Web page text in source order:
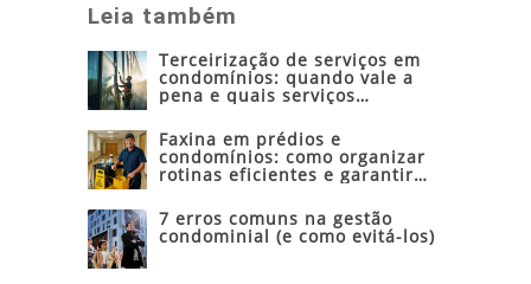
Leia também
Terceirização de serviços em
condomínios: quando vale a
pena e quais serviços
Faxina em prédios e
condomínios: como organizar
rotinas eficientes e garantir
dias
7 erros comuns na gestão
condominial (e como evitá-los)